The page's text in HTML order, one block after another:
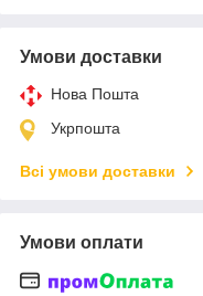
Умови доставки
Нова Пошта
Укрпошта
Всі умови доставки
Умови оплати